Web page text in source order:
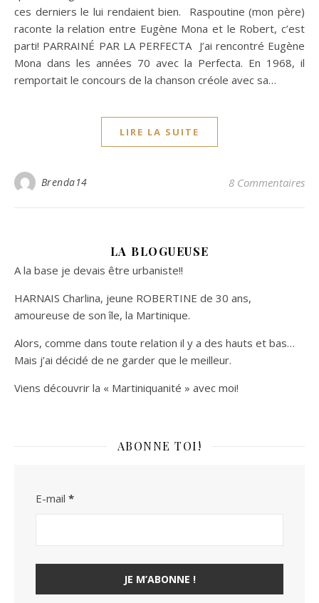
ces derniers le lui rendaient bien. Raspoutine (mon père)
raconte la relation entre Eugène Mona et le Robert, c’est
parti! PARRAINÉ PAR LA PERFECTA J’ai rencontré Eugène
Mona dans les années 70 avec la Perfecta. En 1968, il
remportait le concours de la chanson créole avec sa…
LIRE LA SUITE
Brenda14 8 Commentaires
LA BLOGUEUSE
A la base je devais être urbaniste!!
HARNAIS Charlina, jeune ROBERTINE de 30 ans,
amoureuse de son île, la Martinique.
Alors, comme dans toute relation il y a des hauts et bas…
Mais j’ai décidé de ne garder que le meilleur.
Viens découvrir la « Martiniquanité » avec moi!
ABONNE TOI!
E-mail *